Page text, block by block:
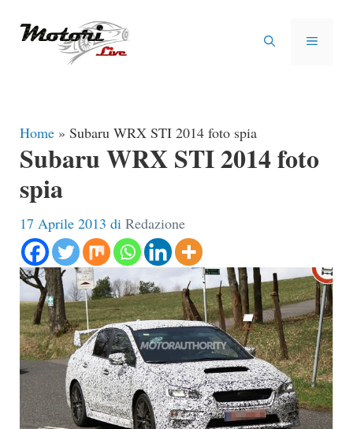
MENU
Home » Subaru WRX STI 2014 foto spia
Subaru WRX STI 2014 foto
spia
17 Aprile 2013 di Redazione